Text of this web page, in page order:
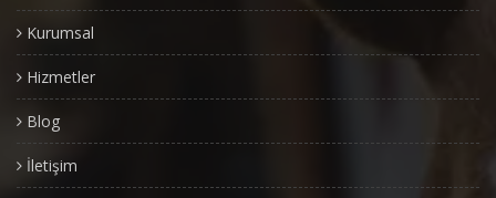
Kurumsal
Hizmetler
Blog
İletişim